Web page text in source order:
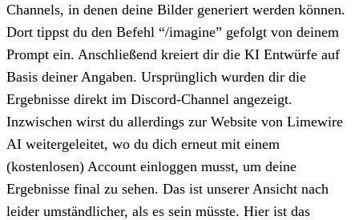
Channels, in denen deine Bilder generiert werden können.
Dort tippst du den Befehl “/imagine” gefolgt von deinem
Prompt ein. Anschließend kreiert dir die KI Entwürfe auf
Basis deiner Angaben. Ursprünglich wurden dir die
Ergebnisse direkt im Discord-Channel angezeigt.
Inzwischen wirst du allerdings zur Website von Limewire
AI weitergeleitet, wo du dich erneut mit einem
(kostenlosen) Account einloggen musst, um deine
Ergebnisse final zu sehen. Das ist unserer Ansicht nach
leider umständlicher, als es sein müsste. Hier ist das